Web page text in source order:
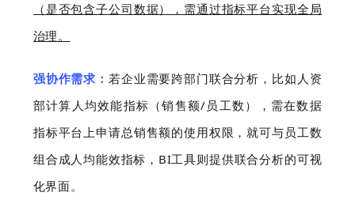
（是否包含子公司数据），需通过指标平台实现全局
治理。
强协作需求： 若企业需要跨部门联合分析，比如人资
部计算人均效能指标（销售额/员工数），需在数据
指标平台上申请总销售额的使用权限，就可与员工数
组合成人均能效指标，BI工具则提供联合分析的可视
化界面。